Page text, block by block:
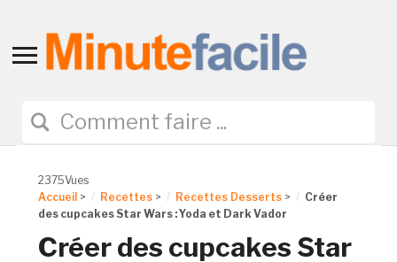
Toggle
navigation
2375Vues
Accueil > Recettes > Recettes Desserts >
Créer
des cupcakes Star Wars : Yoda et Dark Vador
Créer des cupcakes Star